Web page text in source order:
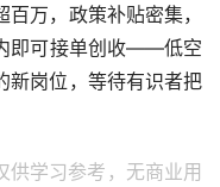
百万，政策补贴密集，
即可接单创收——低空
新岗位，等待有识者把
供学习参考，无商业用